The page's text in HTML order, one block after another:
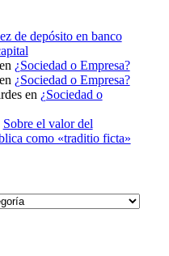
de depósito en banco
¿Sociedad o Empresa?
¿Sociedad o Empresa?
en ¿Sociedad o
Sobre el valor del
como «traditio ficta»